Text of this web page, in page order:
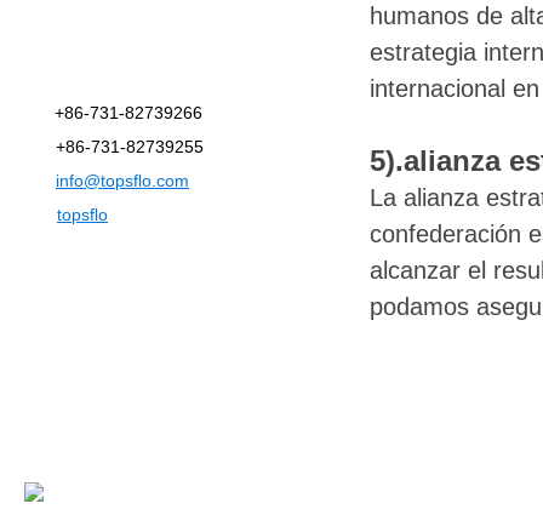
+86-731-82739266
+86-731-82739255
info@topsflo.com
topsflo
humanos de
estrategia
internacional
5).alianza
La alianza
confederación
alcanzar el
podamos